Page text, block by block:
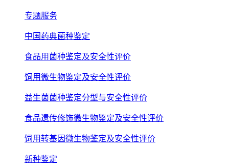
专题服务
中国药典菌种鉴定
食品用菌种鉴定及安全性评价
饲用微生物鉴定及安全性评价
益生菌菌种鉴定分型与安全性评价
食品遗传修饰微生物鉴定及安全性评价
饲用转基因微生物鉴定及安全性评价
新种鉴定